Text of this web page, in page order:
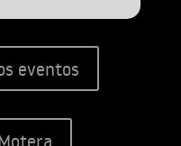
eventos